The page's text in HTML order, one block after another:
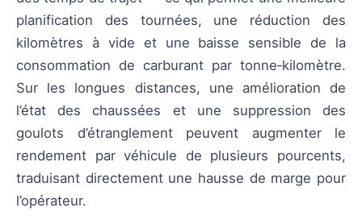
planification des tournées, une réduction des
kilomètres à vide et une baisse sensible de la
consommation de carburant par tonne‑kilomètre.
Sur les longues distances, une amélioration de
l’état des chaussées et une suppression des
goulots d’étranglement peuvent augmenter le
rendement par véhicule de plusieurs pourcents,
traduisant directement une hausse de marge pour
l’opérateur.